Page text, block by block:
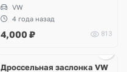
VW
4 года назад
4,000 ₽ 813
Дроссельная заслонка VW